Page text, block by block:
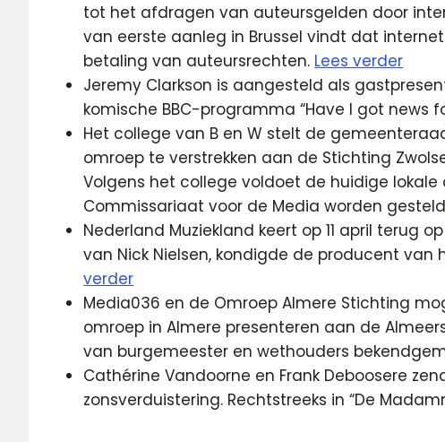
tot het afdragen van auteursgelden door
van eerste aanleg in Brussel vindt dat
betaling van auteursrechten. Lees verder
Jeremy Clarkson is aangesteld als
komische BBC-programma “Have I got news
Het college van B en W stelt de
omroep te verstrekken aan de Stichting
Volgens het college voldoet de huidige
Commissariaat voor de Media worden
Nederland Muziekland keert op 11 april terug
van Nick Nielsen, kondigde de producent
verder
Media036 en de Omroep Almere Stichting
omroep in Almere presenteren aan de
van burgemeester en wethouders
Cathérine Vandoorne en Frank Deboosere
zonsverduistering. Rechtstreeks in “De